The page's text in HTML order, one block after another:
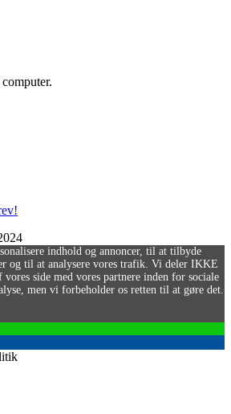
indhold og annoncer, til at tilbyde
og til at analysere vores trafik. Vi deler IKKE
side med vores partnere inden for sociale
men vi forbeholder os retten til at gøre det.